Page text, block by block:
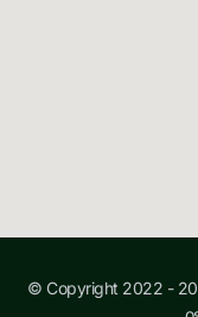
© Copyright 2022 -